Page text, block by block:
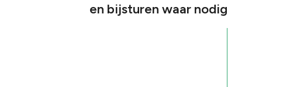
en bijsturen waar nodig